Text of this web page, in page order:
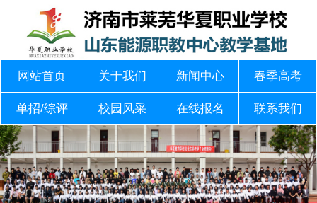
网站首页 关于我们 新闻中心 春季高考
单招/综评 校园风采 在线报名 联系我们